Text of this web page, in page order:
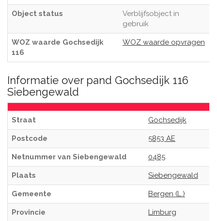
Object status
Verblijfsobject in
gebruik
WOZ waarde Gochsedijk
116
WOZ waarde opvragen
Informatie over pand Gochsedijk 116
Siebengewald
Straat Gochsedijk
Postcode 5853 AE
Netnummer van Siebengewald 0485
Plaats Siebengewald
Gemeente Bergen (L.)
Provincie Limburg